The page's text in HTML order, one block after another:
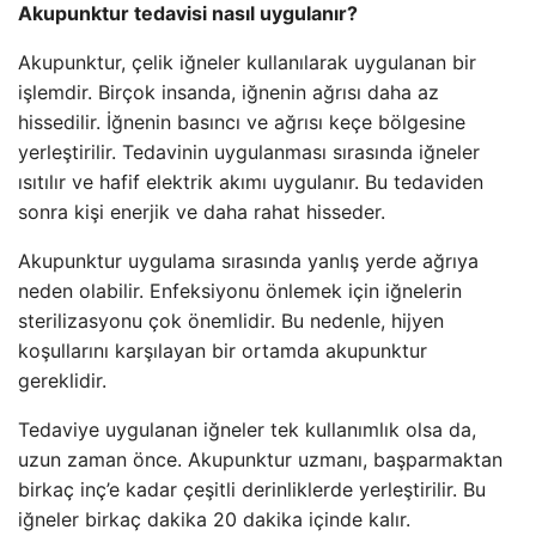
Akupunktur tedavisi nasıl uygulanır?
Akupunktur, çelik iğneler kullanılarak uygulanan bir
işlemdir. Birçok insanda, iğnenin ağrısı daha az
hissedilir. İğnenin basıncı ve ağrısı keçe bölgesine
yerleştirilir. Tedavinin uygulanması sırasında iğneler
ısıtılır ve hafif elektrik akımı uygulanır. Bu tedaviden
sonra kişi enerjik ve daha rahat hisseder.
Akupunktur uygulama sırasında yanlış yerde ağrıya
neden olabilir. Enfeksiyonu önlemek için iğnelerin
sterilizasyonu çok önemlidir. Bu nedenle, hijyen
koşullarını karşılayan bir ortamda akupunktur
gereklidir.
Tedaviye uygulanan iğneler tek kullanımlık olsa da,
uzun zaman önce. Akupunktur uzmanı, başparmaktan
birkaç inç’e kadar çeşitli derinliklerde yerleştirilir. Bu
iğneler birkaç dakika 20 dakika içinde kalır.